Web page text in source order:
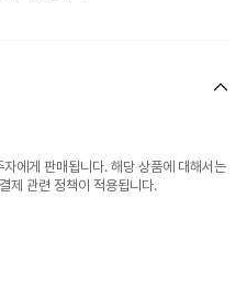
에게 판매됩니다. 해당 상품에 대해서는
제 관련 정책이 적용됩니다.